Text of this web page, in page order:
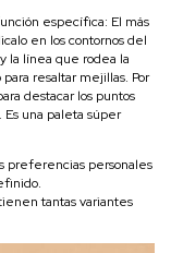
específica: El más
en los contornos del
la línea que rodea la
resaltar mejillas. Por
destacar los puntos
Es una paleta súper
preferencias personales
tantas variantes